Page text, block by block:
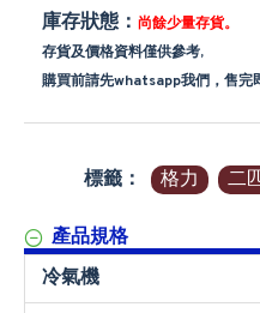
庫存狀態： 尚餘少量存貨。
存貨及價格資料僅供參考,
購買前請先whatsapp我們，售完
標籤： 格力 二
產品規格
冷氣機